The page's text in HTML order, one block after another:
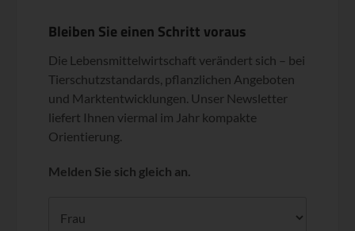
Bleiben Sie einen Schritt voraus
Die Lebensmittelwirtschaft verändert sich – bei
Tierschutzstandards, pflanzlichen Angeboten
und Marktentwicklungen. Unser Newsletter
liefert Ihnen viermal im Jahr kompakte
Orientierung.
Melden Sie sich gleich an.